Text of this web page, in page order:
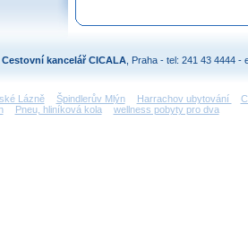
Cestovní kancelář CICALA , Praha - tel: 241 43 4444 -
Lázně Špindlerův Mlýn Harrachov ubytování
Pneu, hliníková kola wellness pobyty pro dva